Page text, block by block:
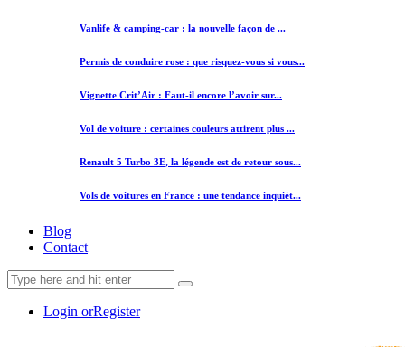
Vanlife & camping-car : la nouvelle façon de ...
Permis de conduire rose : que risquez-vous si vous...
Vignette Crit’Air : Faut-il encore l’avoir sur...
Vol de voiture : certaines couleurs attirent plus ...
Renault 5 Turbo 3E, la légende est de retour sous...
Vols de voitures en France : une tendance inquiét...
Blog
Contact
Login orRegister